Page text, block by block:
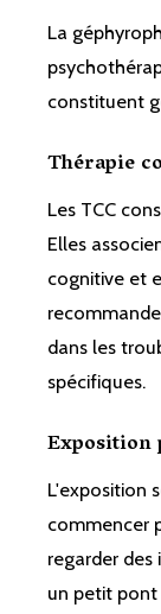
La
constituent
Thérapie
Les TCC
Elles
cognitive et
dans les
spécifiques.
Exposition
L'exposition
commencer
regarder des
un petit pont